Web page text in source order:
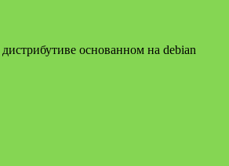
основанном на debian